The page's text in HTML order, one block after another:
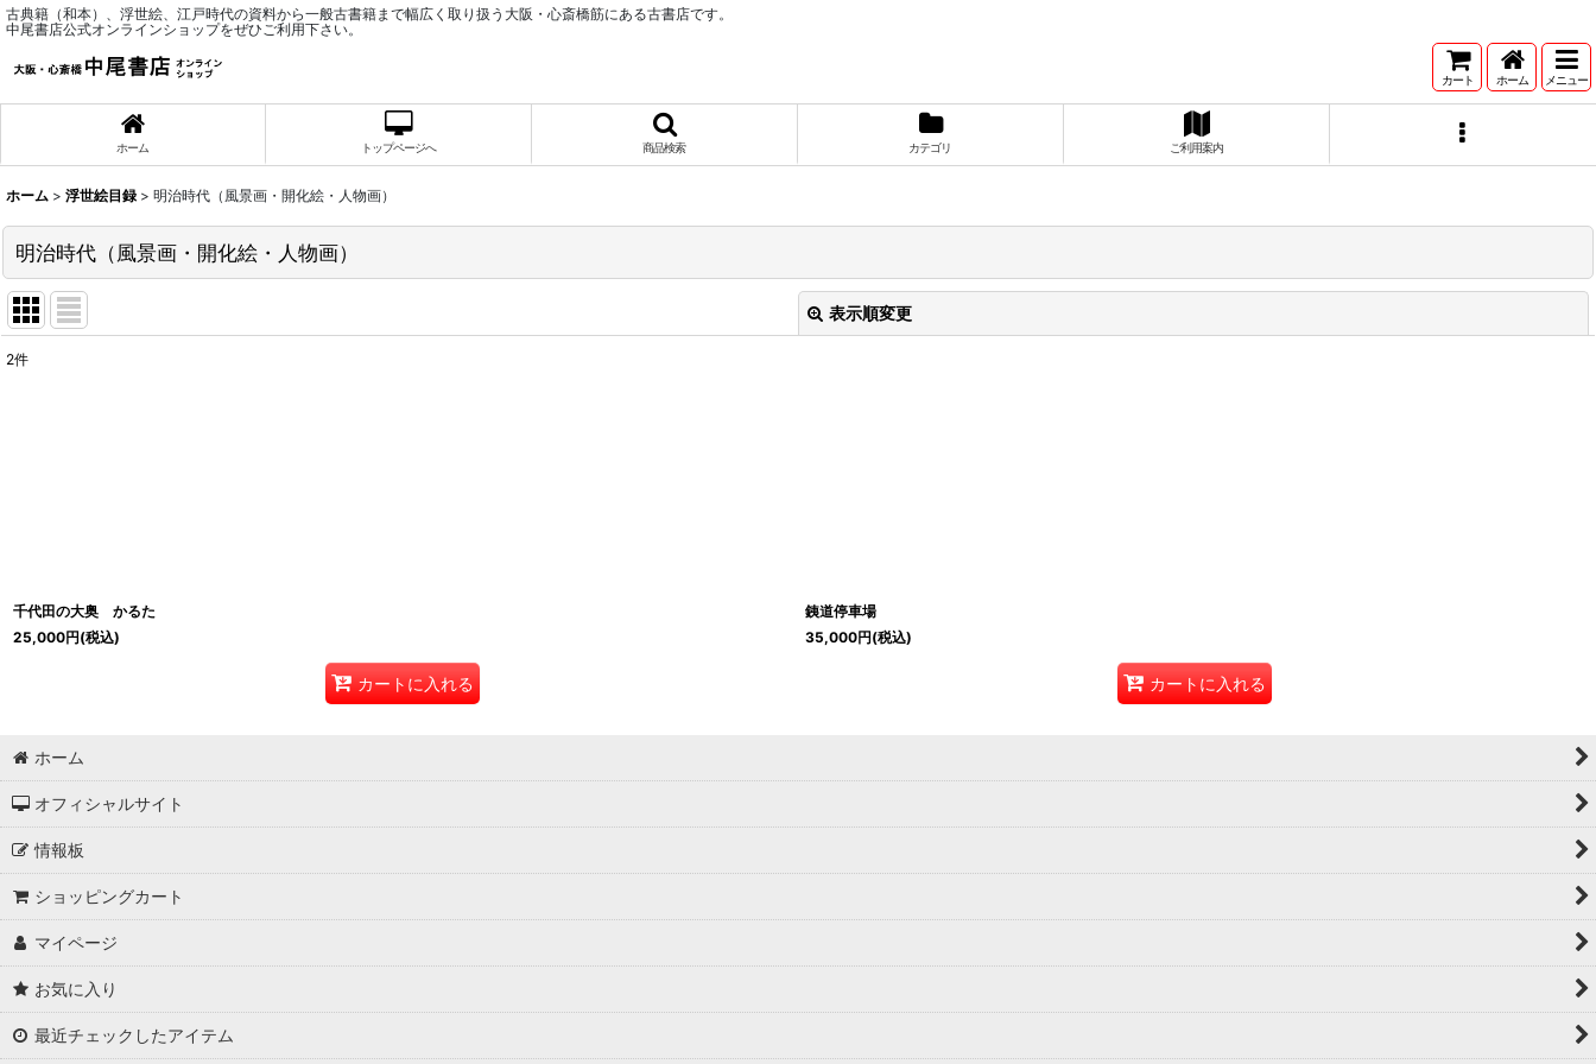
古典籍（和本）、浮世絵、江戸時代の資料から一般古書籍まで幅広く取り扱う大阪・心斎橋筋にある古書店です。
中尾書店公式オンラインショップをぜひご利用下さい。
カート ホーム メニュー
ホーム トップページへ 商品検索 カテゴリ ご利用案内
ホーム > 浮世絵目録 > 明治時代（風景画・開化絵・人物画）
明治時代（風景画・開化絵・人物画）
表示順変更
2件
千代田の大奥 かるた
25,000円(税込)
カートに入れる
銕道停車場
35,000円(税込)
カートに入れる
ホーム
オフィシャルサイト
情報板
ショッピングカート
マイページ
お気に入り
最近チェックしたアイテム